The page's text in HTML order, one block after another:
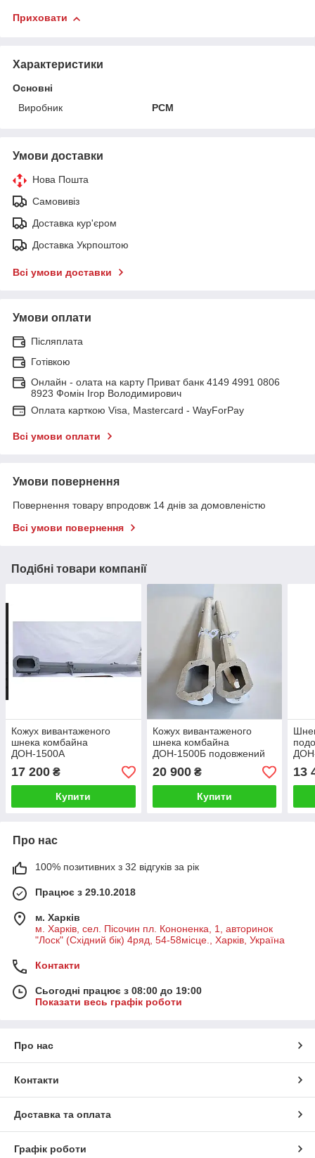
Приховати
Характеристики
Основні
Виробник
РСМ
Умови доставки
Нова Пошта
Самовивіз
Доставка кур'єром
Доставка Укрпоштою
Всі умови доставки
Умови оплати
Післяплата
Готівкою
Онлайн - олата на карту Приват банк 4149 4991 0806
8923 Фомін Ігор Володимирович
Оплата карткою Visa, Mastercard - WayForPay
Всі умови оплати
Умови повернення
Повернення товару впродовж 14 днів за домовленістю
Всі умови повернення
Подібні товари компанії
Кожух вивантаженого
шнека комбайна
ДОН-1500А
17 200 ₴
Купити
Кожух вивантаженого
шнека комбайна
ДОН-1500Б подовжений
20 900₴
Купити
РСМ
13
Про нас
100% позитивних з 32 відгуків за рік
Працює з 29.10.2018
м. Харків
м. Харків, сел. Пісочин пл. Кононенка, 1, авторинок
"Лоск" (Східний бік) 4ряд, 54-58місце., Харків, Україна
Контакти
Сьогодні працює з 08:00 до 19:00
Показати весь графік роботи
Про нас
Контакти
Доставка та оплата
Графік роботи